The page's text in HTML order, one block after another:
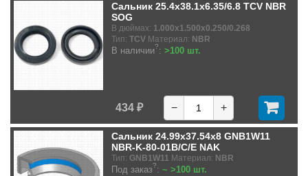
Сальник 25.4x38.1x6.35/6.8 TCV NBR
SOG
В дюймах: 1.000x1.500x0.250/0.268
Тип: TCV Материал: NBR
В наличии?: >100 шт.
434 ₽ − +
Сальник 24.99x37.54x8 GNB1W11
NBR-K-80-01B/C/E NAK
Тип: GNB1W11 Материал: NBR
Под заказ?: ~ >100 шт.